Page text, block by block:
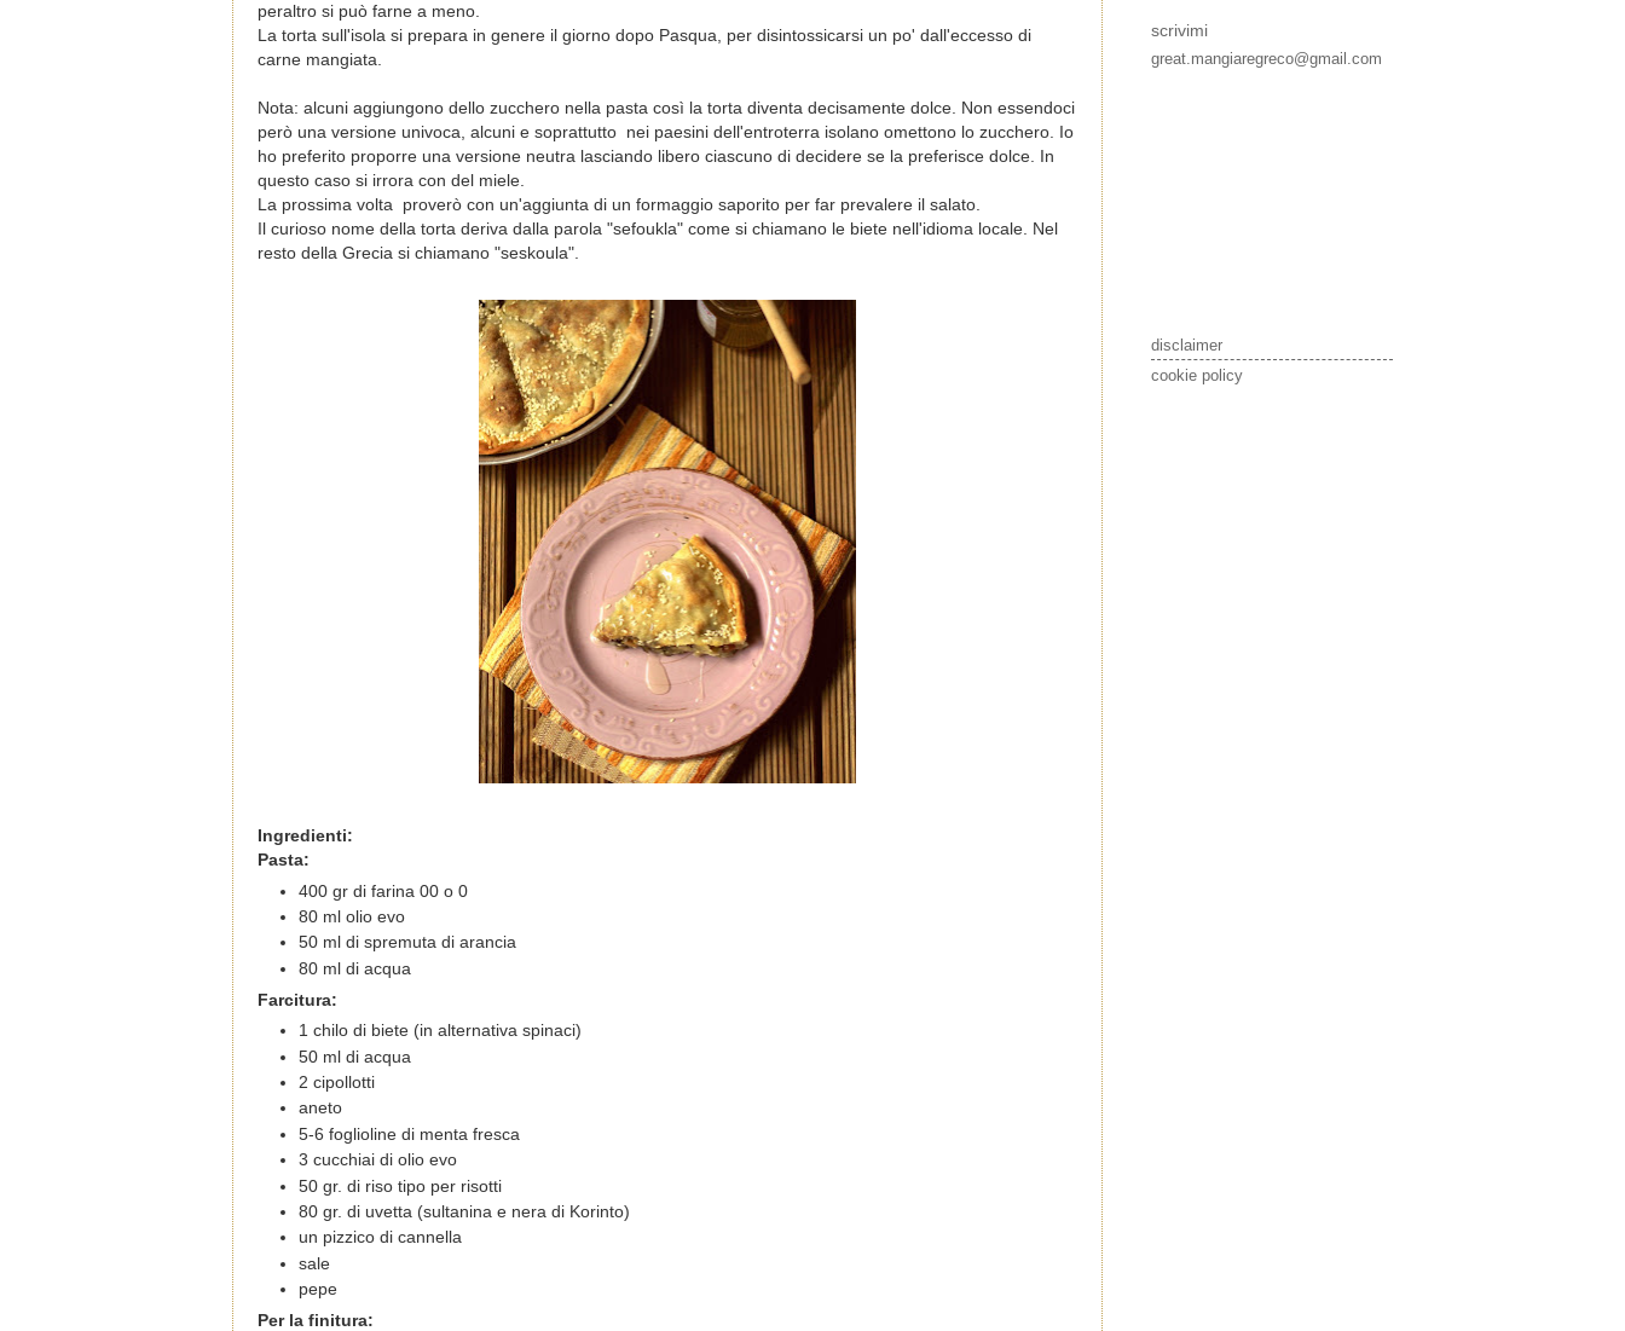
peraltro si può farne a meno.
La torta sull'isola si prepara in genere il giorno dopo Pasqua, per disintossicarsi un po' dall'eccesso di
carne mangiata.
Nota: alcuni aggiungono dello zucchero nella pasta così la torta diventa decisamente dolce. Non essendoci
però una versione univoca, alcuni e soprattutto nei paesini dell'entroterra isolano omettono lo zucchero. Io
ho preferito proporre una versione neutra lasciando libero ciascuno di decidere se la preferisce dolce. In
questo caso si irrora con del miele.
La prossima volta proverò con un'aggiunta di un formaggio saporito per far prevalere il salato.
Il curioso nome della torta deriva dalla parola "sefoukla" come si chiamano le biete nell'idioma locale. Nel
resto della Grecia si chiamano "seskoula".
Ingredienti:
Pasta:
400 gr di farina 00 o 0
80 ml olio evo
50 ml di spremuta di arancia
80 ml di acqua
Farcitura:
1 chilo di biete (in alternativa spinaci)
50 ml di acqua
2 cipollotti
aneto
5-6 foglioline di menta fresca
3 cucchiai di olio evo
50 gr. di riso tipo per risotti
80 gr. di uvetta (sultanina e nera di Korinto)
un pizzico di cannella
sale
pepe
Per la finitura:
scrivimi
great.mangiaregreco@gmail.com
disclaimer
cookie policy